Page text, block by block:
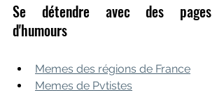
Se détendre avec des pages
d'humours
Memes des régions de France
Memes de Pvtistes